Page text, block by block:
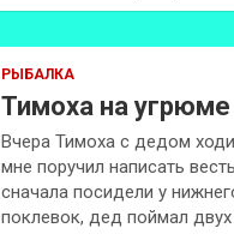
РЫБАЛКА
Тимоха на угрюме
Вчера Тимоха с дедом
мне поручил написать
сначала посидели у
поклевок, дед поймал